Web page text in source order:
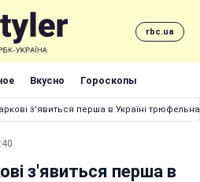
rbc.ua
Вкусно Гороскопы
Харкові з'явиться перша в Україні
з'явиться перша в